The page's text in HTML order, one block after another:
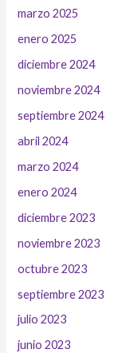
marzo 2025
enero 2025
diciembre 2024
noviembre 2024
septiembre 2024
abril 2024
marzo 2024
enero 2024
diciembre 2023
noviembre 2023
octubre 2023
septiembre 2023
julio 2023
junio 2023